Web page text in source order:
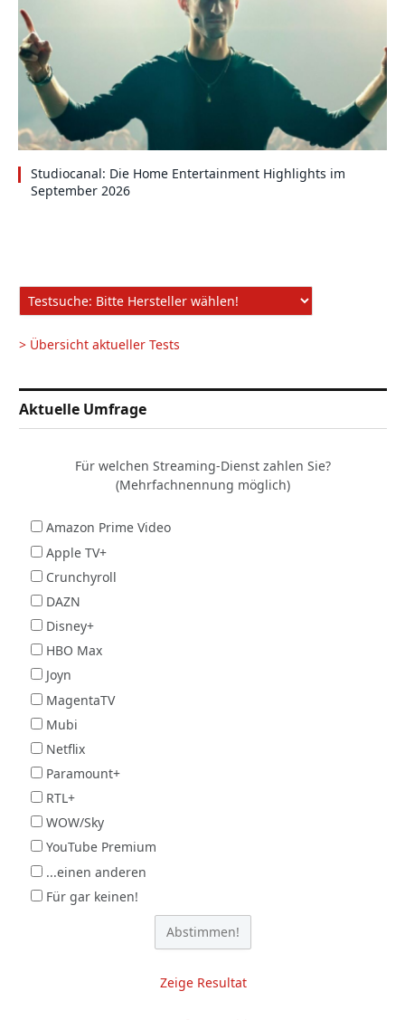
Studiocanal: Die Home Entertainment Highlights im
September 2026
> Übersicht aktueller Tests
Aktuelle Umfrage
Für welchen Streaming-Dienst zahlen Sie?
(Mehrfachnennung möglich)
Amazon Prime Video
Apple TV+
Crunchyroll
DAZN
Disney+
HBO Max
Joyn
MagentaTV
Mubi
Netflix
Paramount+
RTL+
WOW/Sky
YouTube Premium
...einen anderen
Für gar keinen!
Zeige Resultat